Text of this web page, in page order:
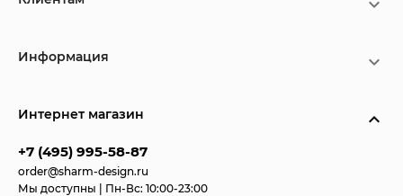
Информация
Интернет магазин
+7 (495) 995-58-87
order@sharm-design.ru
Мы доступны | Пн-Вс: 10:00-23:00